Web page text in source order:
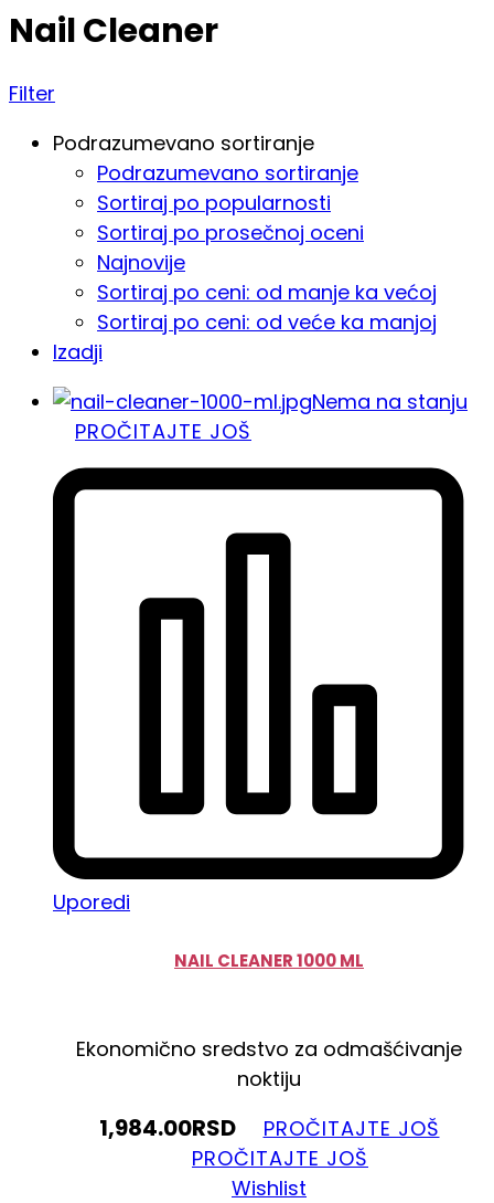
Nail Cleaner
Filter
Podrazumevano sortiranje
Podrazumevano sortiranje
Sortiraj po popularnosti
Sortiraj po prosečnoj oceni
Najnovije
Sortiraj po ceni: od manje ka većoj
Sortiraj po ceni: od veće ka manjoj
Izadji
Nema na stanju
PROČITAJTE JOŠ
Uporedi
NAIL CLEANER 1000 ML
Ekonomično sredstvo za odmašćivanje
noktiju
1,984.00RSD
PROČITAJTE JOŠ
PROČITAJTE JOŠ
Wishlist